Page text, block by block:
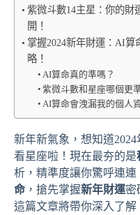
紫微斗數14主星：你的財
開！
掌握2024新年財運：AI算
略！
AI算命真的準嗎？
紫微斗數和星座哪個更
AI算命會洩漏我的個人
新年新氣象，想知道
看星座啦！現在最夯的是
析，精準度讓你驚呼連連
命 ，搶先掌握新年財運密
這篇文章將帶你深入了